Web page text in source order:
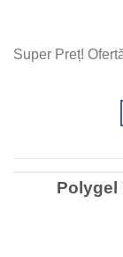
Super Preț!
Polygel